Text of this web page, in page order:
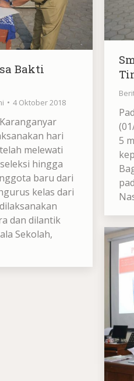
5
Bakti
4 Oktober 2018
hari
melewati
hingga
baru dari
kelas dari
dan dilantik
Sekolah,